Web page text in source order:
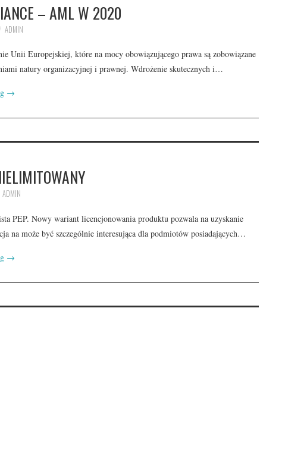
– AML W 2020
ADMIN
Unii Europejskiej, które na mocy obowiązującego prawa są zobowiązane
natury organizacyjnej i prawnej. Wdrożenie skutecznych i…
→
ADMIN
PEP. Nowy wariant licencjonowania produktu pozwala na uzyskanie
na może być szczególnie interesująca dla podmiotów posiadających…
→